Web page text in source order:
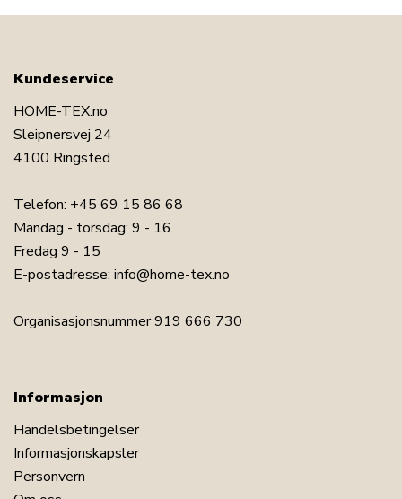
Kundeservice
HOME-TEX.no
Sleipnersvej 24
4100 Ringsted
Telefon: +45 69 15 86 68
Mandag - torsdag: 9 - 16
Fredag 9 - 15
E-postadresse: info@home-tex.no
Organisasjonsnummer 919 666 730
Informasjon
Handelsbetingelser
Informasjonskapsler
Personvern